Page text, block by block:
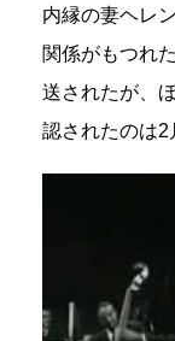
内縁の妻ヘレ
関係がもつれ
送されたが、
認されたのは2